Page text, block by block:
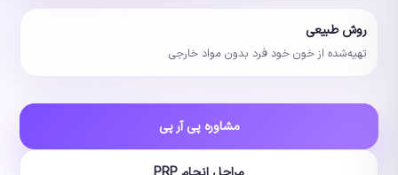
روش طبیعی
تهیه‌شده از خون خود فرد بدون مواد خارجی
مشاوره پی آر پی